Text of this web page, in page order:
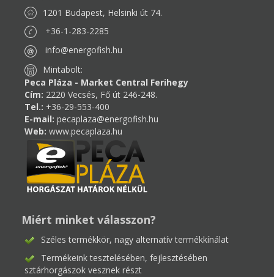
1201 Budapest, Helsinki út 74.
+36-1-283-2285
info@energofish.hu
Mintabolt:
Peca Pláza - Market Central Ferihegy
Cím: 2220 Vecsés, Fő út 246-248.
Tel.: +36-29-553-400
E-mail: pecaplaza@energofish.hu
Web: www.pecaplaza.hu
Miért minket válasszon?
Széles termékkör, nagy alternatív termékkínálat
Termékeink tesztelésében, fejlesztésében
sztárhorgászok vesznek részt